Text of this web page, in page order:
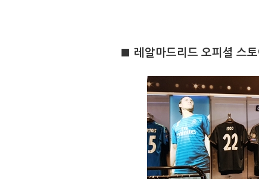
■ 레알마드리드 오피셜 스